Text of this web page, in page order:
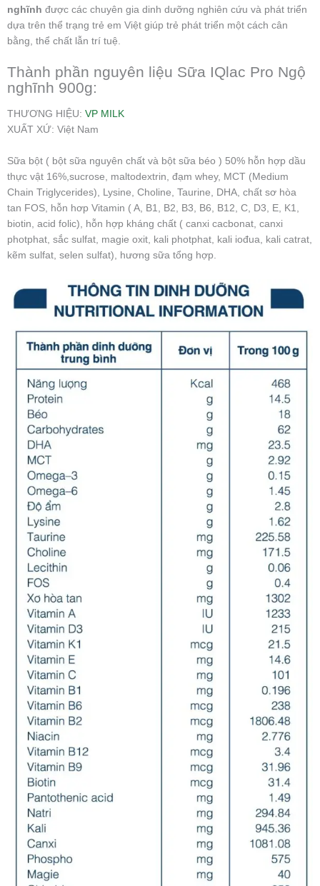
nghĩnh được các chuyên gia dinh dưỡng nghiên cứu và phát triển
dựa trên thể trạng trẻ em Việt giúp trẻ phát triển một cách cân
bằng, thể chất lẫn trí tuệ.
Thành phần nguyên liệu Sữa IQlac Pro Ngộ
nghĩnh 900g:
THƯƠNG HIỆU: VP MILK
XUẤT XỨ: Việt Nam
Sữa bột ( bột sữa nguyên chất và bột sữa béo ) 50% hỗn hợp dầu
thực vật 16%,sucrose, maltodextrin, đạm whey, MCT (Medium
Chain Triglycerides), Lysine, Choline, Taurine, DHA, chất sơ hòa
tan FOS, hỗn hơp Vitamin ( A, B1, B2, B3, B6, B12, C, D3, E, K1,
biotin, acid folic), hỗn hợp kháng chất ( canxi cacbonat, canxi
photphat, sắc sulfat, magie oxit, kali photphat, kali iođua, kali catrat,
kẽm sulfat, selen sulfat), hương sữa tổng hợp.